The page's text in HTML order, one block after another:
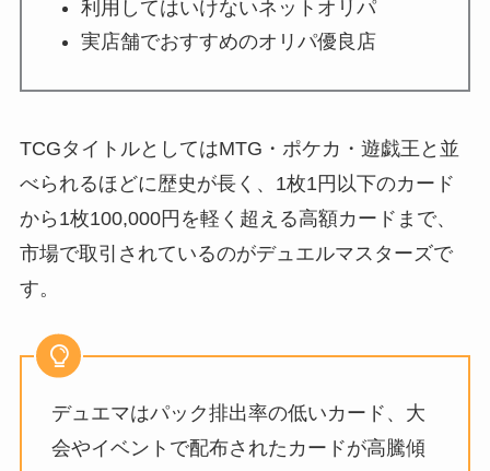
利用してはいけないネットオリパ
実店舗でおすすめのオリパ優良店
TCGタイトルとしてはMTG・ポケカ・遊戯王と並
べられるほどに歴史が長く、1枚1円以下のカード
から1枚100,000円を軽く超える高額カードまで、
市場で取引されているのがデュエルマスターズで
す。
デュエマはパック排出率の低いカード、大
会やイベントで配布されたカードが高騰傾